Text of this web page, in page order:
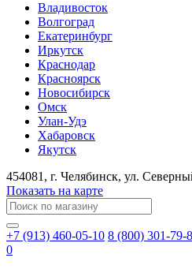
Владивосток
Волгоград
Екатеринбург
Иркутск
Краснодар
Красноярск
Новосибирск
Омск
Улан-Удэ
Хабаровск
Якутск
454081 , г. Челябинск, ул.
Показать на карте
+7 (913) 460-05-10 8 (800) 301-79-
0